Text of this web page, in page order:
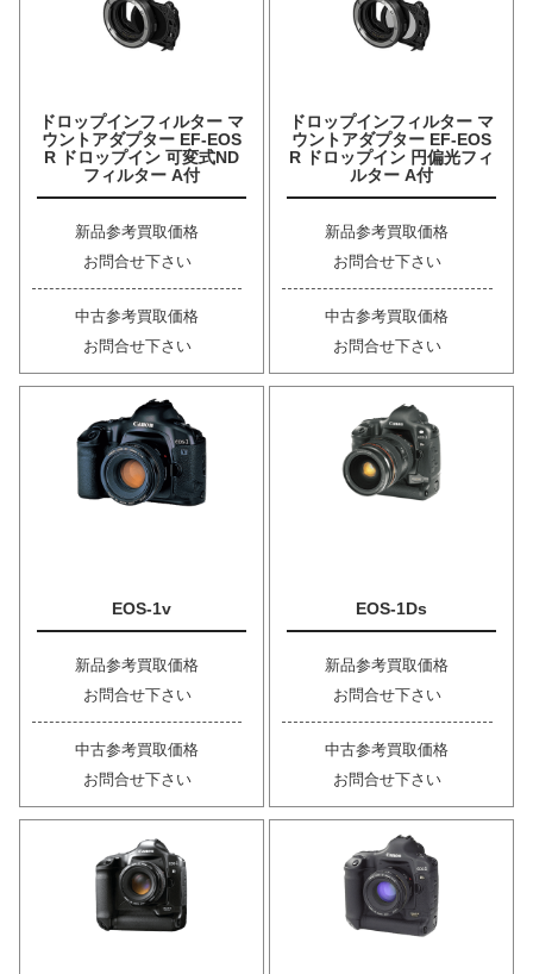
ドロップインフィルター マ
ウントアダプター EF-EOS
R ドロップイン 可変式ND
フィルター A付
新品参考買取価格
お問合せ下さい
中古参考買取価格
お問合せ下さい
ドロップインフィルター マ
ウントアダプター EF-EOS
R ドロップイン 円偏光フィ
ルター A付
新品参考買取価格
お問合せ下さい
中古参考買取価格
お問合せ下さい
EOS-1v
新品参考買取価格
お問合せ下さい
中古参考買取価格
お問合せ下さい
EOS-1Ds
新品参考買取価格
お問合せ下さい
中古参考買取価格
お問合せ下さい